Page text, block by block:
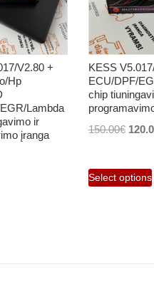
V2.80 +
Hp
Lambda
ir
įranga
KESS
ECU/DPF/
chip
150.00€
was:
Select options